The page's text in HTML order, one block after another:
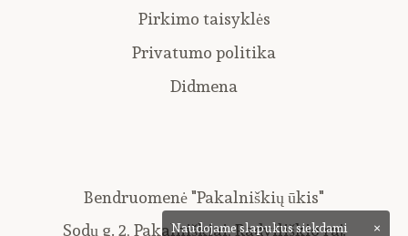
Pirkimo taisyklės
Privatumo politika
Didmena
Bendruomenė "Pakalniškių ūkis"
Sodų g. 2, Pakalniškiai, Radviliškio raj.
×
Naudojame slapukus siekdami